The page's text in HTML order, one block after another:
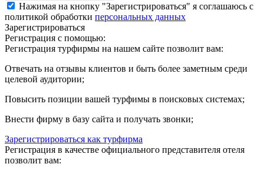
Нажимая на кнопку "Зарегистрироваться" я соглашаюсь с
политикой обработки персональных данных
Зарегистрироваться
Регистрация с помощью:
Регистрация турфирмы на нашем сайте позволит вам:
Отвечать на отзывы клиентов и быть более заметным среди
целевой аудитории;
Повысить позиции вашей турфимы в поисковых системах;
Внести фирму в базу сайта и получать звонки;
Зарегистрироваться как турфирма
Регистрация в качестве официального представителя отеля
позволит вам: